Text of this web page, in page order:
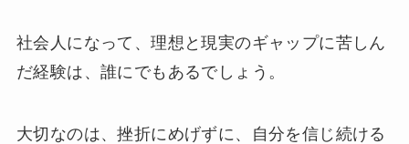
社会人になって、理想と現実のギャップに苦しん
だ経験は、誰にでもあるでしょう。
大切なのは、挫折にめげずに、自分を信じ続ける